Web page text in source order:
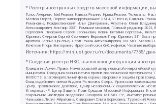
* Реестр иностранных средств массовой информации,
Голос Америки, Idel.Реалии, Кавказ.Реалии, Крым.Реалии, Телеканал
Medusa Project, Первое антикоррупционное СМИ, VTimes.io, Баданин
Романовна, Рождественский Илья Дмитриевич, Апухтина Юлия
Александрович, Альтаир 2021, Ромашки монолит, Главный редактор
Сергеевич, Пискунов Сергей Евгеньевич, Ковин Виталий Сергеевич,
Юрьевич, Смирнов Сергей Сергеевич, Верзилов Петр Юрьевич, ЗП, Зона
Арапова Галина Юрьевна, Перл Роман Александрович, МЕМО, Mason
Кочетков Игорь Викторович, Иркутский союз библиофилов, Честные
Источник: https://minjust.gov.ru/ru/documents/7755/
* Сведения реестра НКО, выполняющих функции
Гражданин.Армия.Право, Нижегородский центр немецкой и
инициатива, Гражданская инициатива против экологической
ВМЕСТЕ, Благотворительный фонд охраны здоровья и защиты прав
Фонд содействия имени Андрея Рылькова, Сфера, Уральская
центр, Гражданское действие, Центр независимых социологических
Интернешнл-Р, Центр Защиты Прав Средств Массовой Информации,
сохранению наследия академика Сахарова, МЕМО. РУ, Институт
Чанышева Лилия Айратовна, Сидорович Ольга Борисовна, Туровский